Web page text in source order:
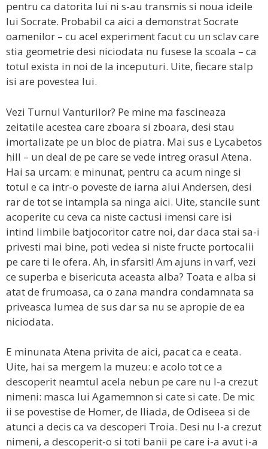
pentru ca datorita lui ni s-au transmis si noua ideile
lui Socrate. Probabil ca aici a demonstrat Socrate
oamenilor – cu acel experiment facut cu un sclav care
stia geometrie desi niciodata nu fusese la scoala – ca
totul exista in noi de la inceputuri. Uite, fiecare stalp
isi are povestea lui.
Vezi Turnul Vanturilor? Pe mine ma fascineaza
zeitatile acestea care zboara si zboara, desi stau
imortalizate pe un bloc de piatra. Mai sus e Lycabetos
hill – un deal de pe care se vede intreg orasul Atena.
Hai sa urcam: e minunat, pentru ca acum ninge si
totul e ca intr-o poveste de iarna alui Andersen, desi
rar de tot se intampla sa ninga aici. Uite, stancile sunt
acoperite cu ceva ca niste cactusi imensi care isi
intind limbile batjocoritor catre noi, dar daca stai sa-i
privesti mai bine, poti vedea si niste fructe portocalii
pe care ti le ofera. Ah, in sfarsit! Am ajuns in varf, vezi
ce superba e bisericuta aceasta alba? Toata e alba si
atat de frumoasa, ca o zana mandra condamnata sa
priveasca lumea de sus dar sa nu se apropie de ea
niciodata.
E minunata Atena privita de aici, pacat ca e ceata.
Uite, hai sa mergem la muzeu: e acolo tot ce a
descoperit neamtul acela nebun pe care nu l-a crezut
nimeni: masca lui Agamemnon si cate si cate. De mic
ii se povestise de Homer, de Iliada, de Odiseea si de
atunci a decis ca va descoperi Troia. Desi nu l-a crezut
nimeni, a descoperit-o si toti banii pe care i-a avut i-a